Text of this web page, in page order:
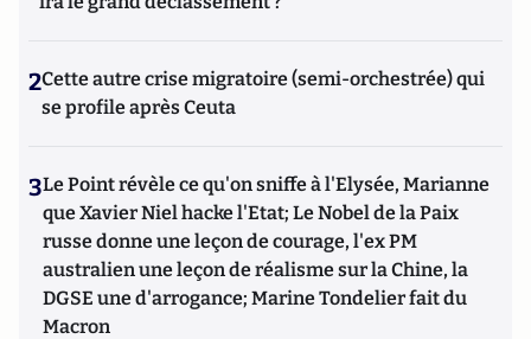
2Cette autre crise migratoire (semi-orchestrée) qui
se profile après Ceuta
3Le Point révèle ce qu'on sniffe à l'Elysée, Marianne
que Xavier Niel hacke l'Etat; Le Nobel de la Paix
russe donne une leçon de courage, l'ex PM
australien une leçon de réalisme sur la Chine, la
DGSE une d'arrogance; Marine Tondelier fait du
Macron